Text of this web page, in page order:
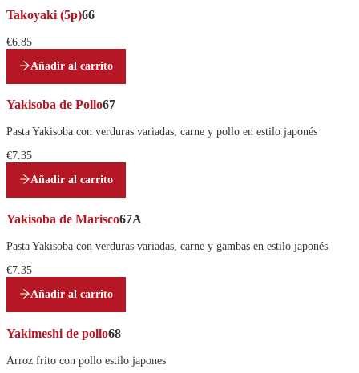
Takoyaki (5p)66
€6.85
Añadir al carrito
Yakisoba de Pollo67
Pasta Yakisoba con verduras variadas, carne y pollo en estilo japonés
€7.35
Añadir al carrito
Yakisoba de Marisco67A
Pasta Yakisoba con verduras variadas, carne y gambas en estilo japonés
€7.35
Añadir al carrito
Yakimeshi de pollo68
Arroz frito con pollo estilo japones